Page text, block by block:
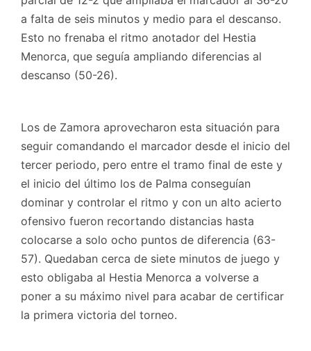
a falta de seis minutos y medio para el descanso.
Esto no frenaba el ritmo anotador del Hestia
Menorca, que seguía ampliando diferencias al
descanso (50-26).
Los de Zamora aprovecharon esta situación para
seguir comandando el marcador desde el inicio del
tercer periodo, pero entre el tramo final de este y
el inicio del último los de Palma conseguían
dominar y controlar el ritmo y con un alto acierto
ofensivo fueron recortando distancias hasta
colocarse a solo ocho puntos de diferencia (63-
57). Quedaban cerca de siete minutos de juego y
esto obligaba al Hestia Menorca a volverse a
poner a su máximo nivel para acabar de certificar
la primera victoria del torneo.